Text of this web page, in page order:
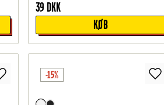
39 DKK
KØB
-15%